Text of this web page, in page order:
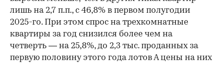
лишь на 2,7 п.п., с 46,8% в первом полугодии
2025-го. При этом спрос на трехкомнатные
квартиры за год снизился более чем на
четверть — на 25,8%, до 2,3 тыс. проданных за
первую половину этого года лотов А цены на них